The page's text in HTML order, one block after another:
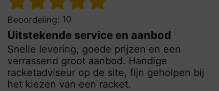
Beoordeling: 10
Uitstekende service en aanbod
Snelle levering, goede prijzen en een
verrassend groot aanbod. Handige
racketadviseur op de site, fijn geholpen bij
het kiezen van een racket.